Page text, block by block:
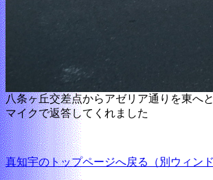
八条ヶ丘交差点からアゼリア通りを東へ
マイクで返答してくれました
真知宇のトップページへ戻る（別ウィンド